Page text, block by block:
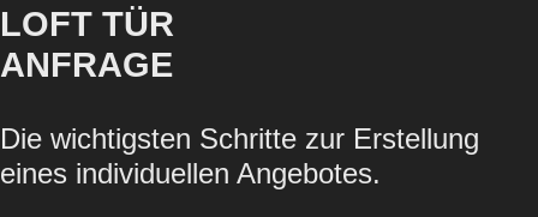
LOFT TÜR
ANFRAGE
Die wichtigsten Schritte zur Erstellung
eines individuellen Angebotes.